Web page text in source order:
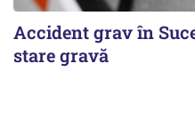
Accident grav în
stare gravă